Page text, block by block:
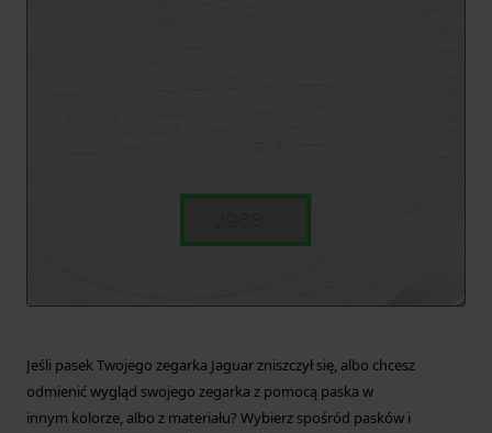
Jeśli pasek Twojego zegarka Jaguar zniszczył się, albo chcesz
odmienić wygląd swojego zegarka z pomocą paska w
innym kolorze, albo z materiału? Wybierz spośród pasków i